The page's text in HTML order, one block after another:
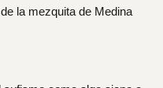
la mezquita de Medina